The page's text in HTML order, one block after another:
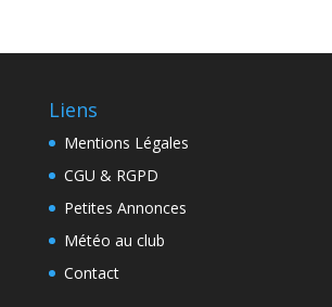
Liens
Mentions Légales
CGU & RGPD
Petites Annonces
Météo au club
Contact